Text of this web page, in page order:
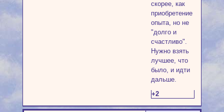
скорее, как
приобретение
опыта, но не
"долго и
счастливо".
Нужно взять
лучшее, что
было, и идти
дальше.
+2